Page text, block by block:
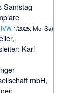
Samstag
IVW1/2025, Mo–Sa)
,
Karl
mbH,